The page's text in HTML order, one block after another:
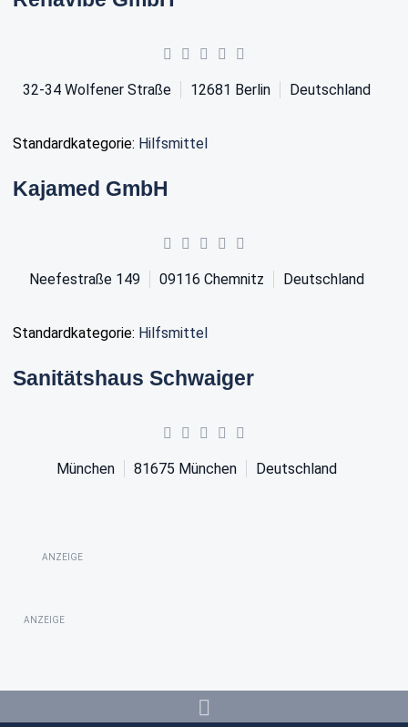
32-34 Wolfener Straße 12681 Berlin Deutschland
Standardkategorie: Hilfsmittel
Kajamed GmbH
Neefestraße 149 09116 Chemnitz Deutschland
Standardkategorie: Hilfsmittel
Sanitätshaus Schwaiger
München 81675 München Deutschland
ANZEIGE
ANZEIGE